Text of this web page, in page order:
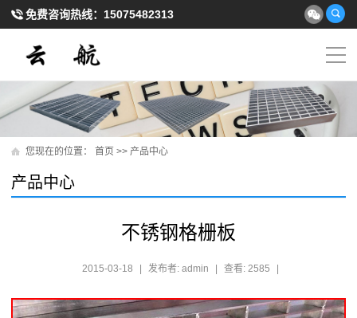
免费咨询热线： 15075482313
您现在的位置： 首页 >> 产品中心
产品中心
不锈钢格栅板
2015-03-18 发布者: admin 查看: 2585